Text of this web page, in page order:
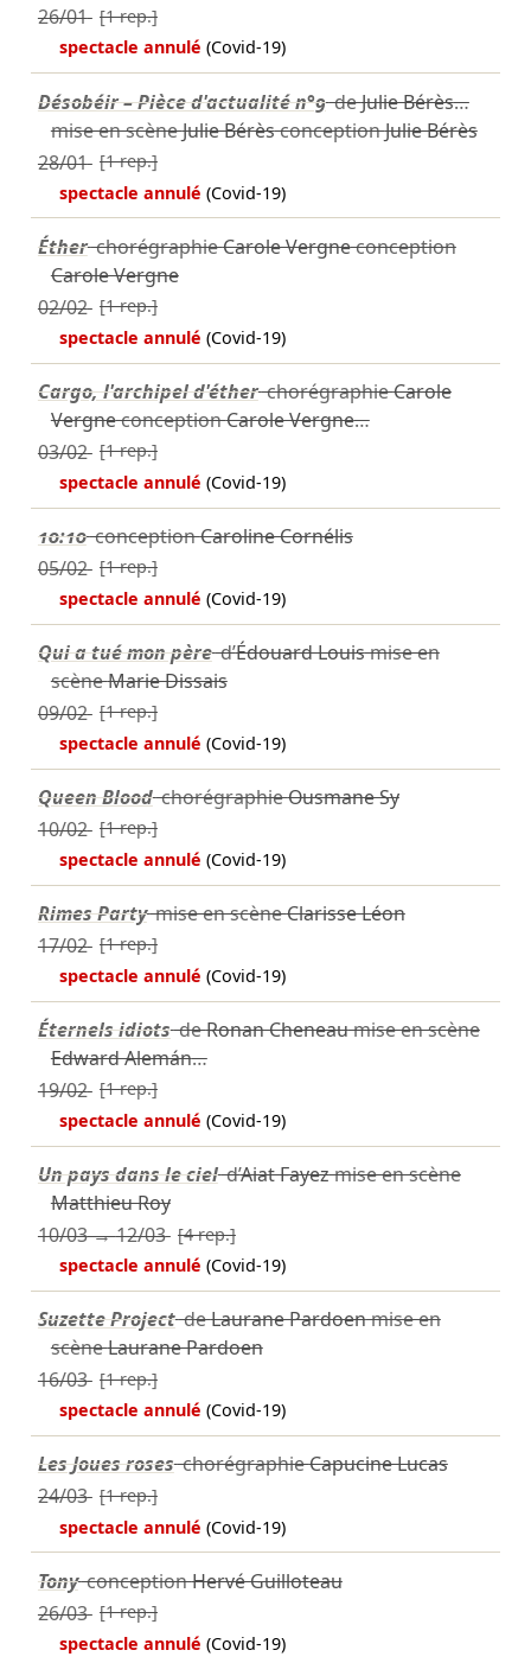
26/01 [1 rep.]
spectacle annulé(Covid-19)
Désobéir – Pièce d'actualité n°9deJulie Bérès…
mise en scèneJulie BérèsconceptionJulie Bérès
28/01 [1 rep.]
spectacle annulé(Covid-19)
ÉtherchorégraphieCarole Vergneconception
Carole Vergne
02/02 [1 rep.]
spectacle annulé(Covid-19)
Cargo, l'archipel d'étherchorégraphieCarole
VergneconceptionCarole Vergne…
03/02 [1 rep.]
spectacle annulé(Covid-19)
10:10conceptionCaroline Cornélis
05/02 [1 rep.]
spectacle annulé(Covid-19)
Qui a tué mon pèred’Édouard Louismise en
scèneMarie Dissais
09/02 [1 rep.]
spectacle annulé(Covid-19)
Queen BloodchorégraphieOusmane Sy
10/02 [1 rep.]
spectacle annulé(Covid-19)
Rimes Partymise en scèneClarisse Léon
17/02 [1 rep.]
spectacle annulé(Covid-19)
Éternels idiotsdeRonan Cheneaumise en scène
Edward Alemán…
19/02 [1 rep.]
spectacle annulé(Covid-19)
Un pays dans le cield’Aiat Fayezmise en scène
Matthieu Roy
10/03→12/03 [4 rep.]
spectacle annulé(Covid-19)
Suzette ProjectdeLaurane Pardoenmise en
scèneLaurane Pardoen
16/03 [1 rep.]
spectacle annulé(Covid-19)
Les Joues roseschorégraphieCapucine Lucas
24/03 [1 rep.]
spectacle annulé(Covid-19)
TonyconceptionHervé Guilloteau
26/03 [1 rep.]
spectacle annulé(Covid-19)